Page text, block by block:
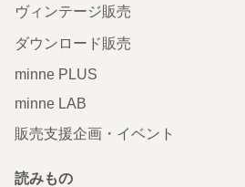
ヴィンテージ販売
ダウンロード販売
minne PLUS
minne LAB
販売支援企画・イベント
読みもの